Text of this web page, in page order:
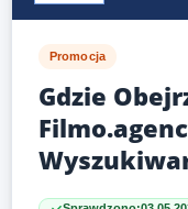
Promocja
Gdzie